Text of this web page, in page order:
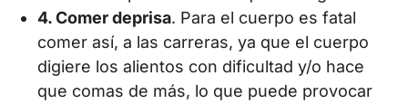
4. Comer deprisa. Para el cuerpo es fatal
comer así, a las carreras, ya que el cuerpo
digiere los alientos con dificultad y/o hace
que comas de más, lo que puede provocar